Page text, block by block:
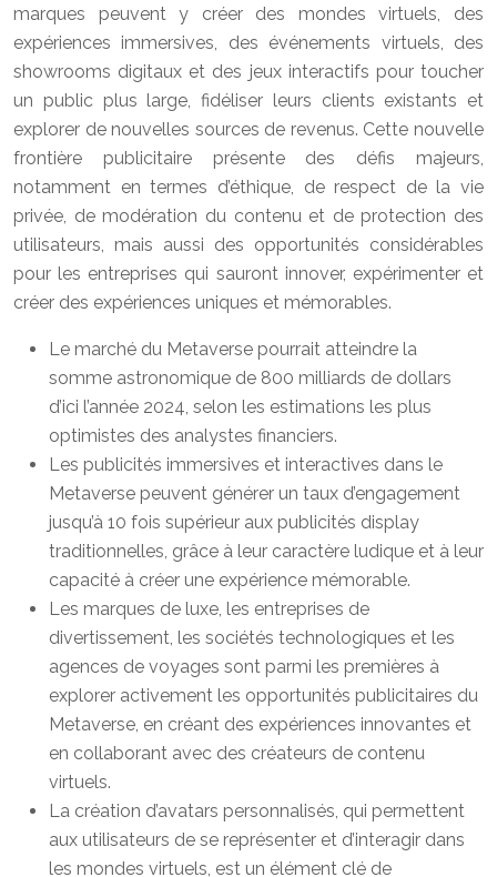
marques peuvent y créer des mondes virtuels, des
expériences immersives, des événements virtuels, des
showrooms digitaux et des jeux interactifs pour toucher
un public plus large, fidéliser leurs clients existants et
explorer de nouvelles sources de revenus. Cette nouvelle
frontière publicitaire présente des défis majeurs,
notamment en termes d’éthique, de respect de la vie
privée, de modération du contenu et de protection des
utilisateurs, mais aussi des opportunités considérables
pour les entreprises qui sauront innover, expérimenter et
créer des expériences uniques et mémorables.
Le marché du Metaverse pourrait atteindre la
somme astronomique de 800 milliards de dollars
d’ici l’année 2024, selon les estimations les plus
optimistes des analystes financiers.
Les publicités immersives et interactives dans le
Metaverse peuvent générer un taux d’engagement
jusqu’à 10 fois supérieur aux publicités display
traditionnelles, grâce à leur caractère ludique et à leur
capacité à créer une expérience mémorable.
Les marques de luxe, les entreprises de
divertissement, les sociétés technologiques et les
agences de voyages sont parmi les premières à
explorer activement les opportunités publicitaires du
Metaverse, en créant des expériences innovantes et
en collaborant avec des créateurs de contenu
virtuels.
La création d’avatars personnalisés, qui permettent
aux utilisateurs de se représenter et d’interagir dans
les mondes virtuels, est un élément clé de